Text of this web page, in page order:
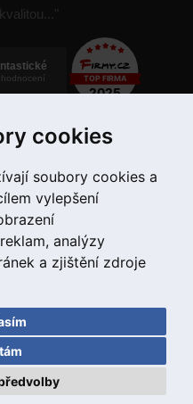
cookies
soubory cookies a
vylepšení
analýzy
a zjištění zdroje
907 780 034
Všetky práva vyhradené.